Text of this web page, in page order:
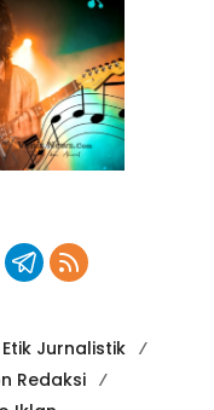
Jurnalistik
Redaksi